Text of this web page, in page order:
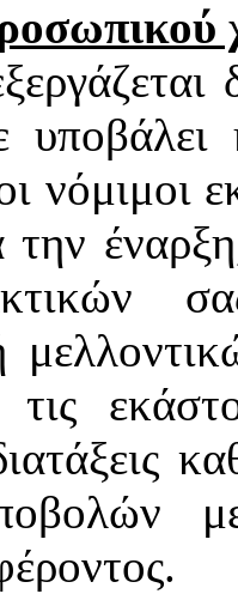
νόμιμοι
την
τις